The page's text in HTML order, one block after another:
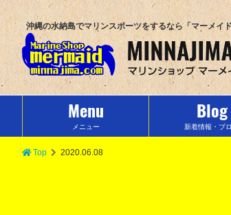
沖縄の水納島でマリンスポーツをするなら「マーメイ
Menu
メニュー
Blog
新着情報・ブ
Top 2020.06.08